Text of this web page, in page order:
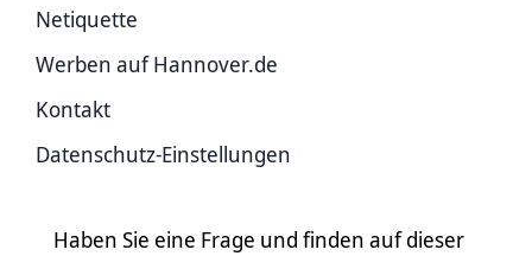
Netiquette
Werben auf Hannover.de
Kontakt
Datenschutz-Einstellungen
Haben Sie eine Frage und finden auf dieser